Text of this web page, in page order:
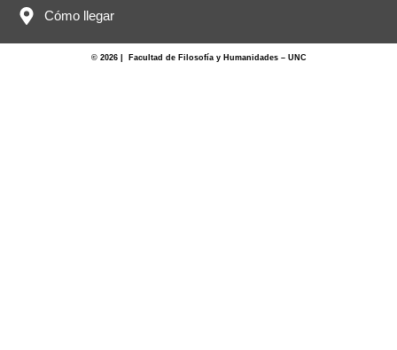
Cómo llegar
© 2026 | Facultad de Filosofía y Humanidades – UNC